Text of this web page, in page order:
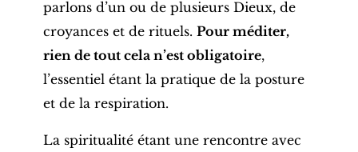
parlons d’un ou de plusieurs Dieux, de
croyances et de rituels. Pour méditer,
rien de tout cela n’est obligatoire,
l’essentiel étant la pratique de la posture
et de la respiration.
La spiritualité étant une rencontre avec